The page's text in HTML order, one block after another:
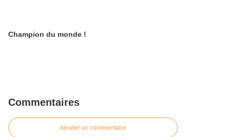
Champion du monde !
Commentaires
Ajouter un commentaire